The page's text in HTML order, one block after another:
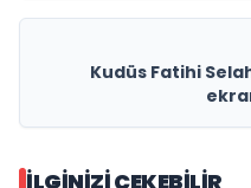
Kudüs Fatihi
İLGINIZI ÇEKEBILIR